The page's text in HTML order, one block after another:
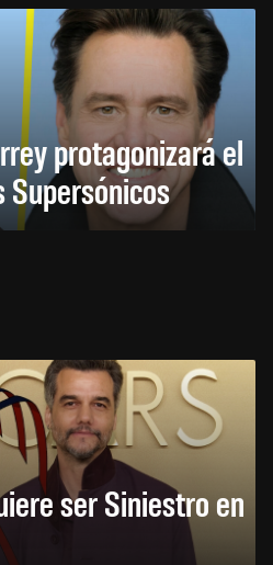
protagonizará el
ser Siniestro en